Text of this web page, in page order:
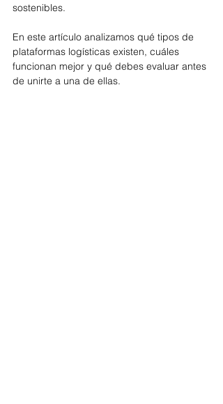
sostenibles.
En este artículo analizamos qué tipos de
plataformas logísticas existen, cuáles
funcionan mejor y qué debes evaluar antes
de unirte a una de ellas.